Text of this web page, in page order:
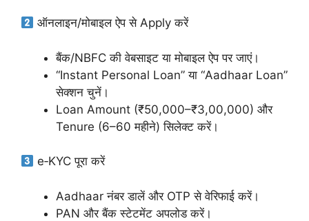
ऑनलाइन/मोबाइल ऐप से Apply करें
बैंक/NBFC की वेबसाइट या मोबाइल ऐप पर जाएं।
“Instant Personal Loan” या “Aadhaar Loan”
सेक्शन चुनें।
Loan Amount (₹50,000–₹3,00,000) और
Tenure (6–60 महीने) सिलेक्ट करें।
e‑KYC पूरा करें
Aadhaar नंबर डालें और OTP से वेरिफाई करें।
PAN और बैंक स्टेटमेंट अपलोड करें।